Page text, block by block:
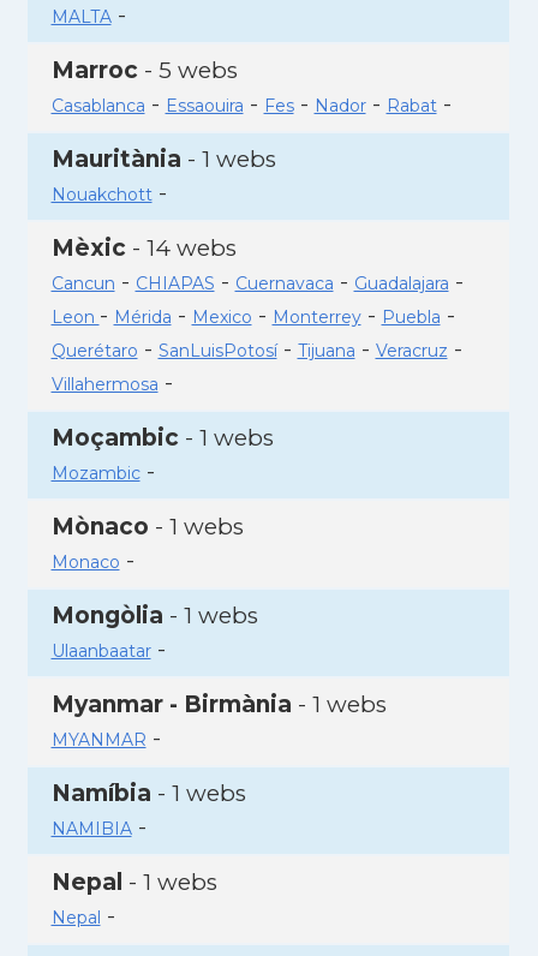
MALTA-
Marroc - 5 webs
Casablanca - Essaouira - Fes- Nador- Rabat-
Mauritània - 1 webs
Nouakchott-
Mèxic - 14 webs
Cancun - CHIAPAS - Cuernavaca - Guadalajara -
Leon - Mérida - Mexico - Monterrey- Puebla -
Querétaro - SanLuisPotosí- Tijuana - Veracruz -
Villahermosa -
Moçambic - 1 webs
Mozambic-
Mònaco - 1 webs
Monaco -
Mongòlia - 1 webs
Ulaanbaatar-
Myanmar - Birmània - 1 webs
MYANMAR -
Namíbia - 1 webs
NAMIBIA-
Nepal - 1 webs
Nepal -